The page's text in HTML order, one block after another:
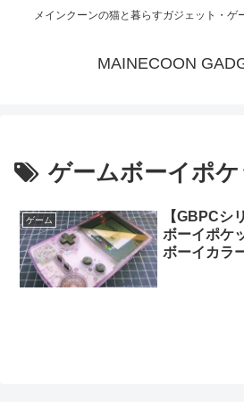
メインクーンの猫と暮らすガジェット・ゲ
MAINECOON
ゲームボーイポケ
ゲーム
【GBPCシ
ボーイポケ
ボーイカラ